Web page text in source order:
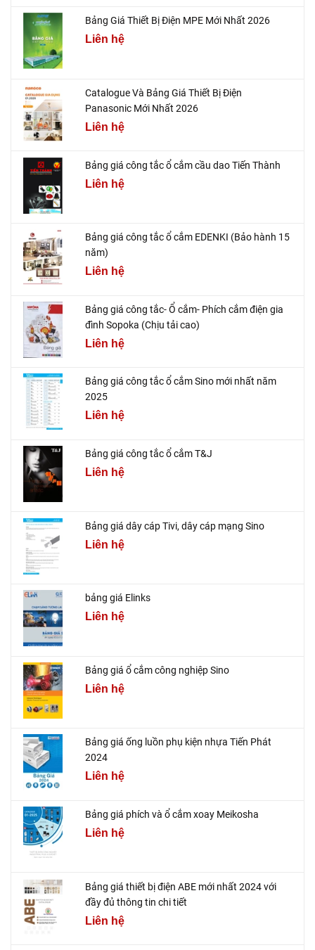
Bảng Giá Thiết Bị Điện MPE Mới Nhất 2026
Liên hệ
Catalogue Và Bảng Giá Thiết Bị Điện
Panasonic Mới Nhất 2026
Liên hệ
Bảng giá công tắc ổ cắm cầu dao Tiến Thành
Liên hệ
Bảng giá công tắc ổ cắm EDENKI (Bảo hành 15
năm)
Liên hệ
Bảng giá công tắc- Ổ cắm- Phích cắm điện gia
đình Sopoka (Chịu tải cao)
Liên hệ
Bảng giá công tắc ổ cắm Sino mới nhất năm
2025
Liên hệ
Bảng giá công tắc ổ cắm T&J
Liên hệ
Bảng giá dây cáp Tivi, dây cáp mạng Sino
Liên hệ
bảng giá Elinks
Liên hệ
Bảng giá ổ cắm công nghiệp Sino
Liên hệ
Bảng giá ống luồn phụ kiện nhựa Tiến Phát
2024
Liên hệ
Bảng giá phích và ổ cắm xoay Meikosha
Liên hệ
Bảng giá thiết bị điện ABE mới nhất 2024 với
đầy đủ thông tin chi tiết
Liên hệ